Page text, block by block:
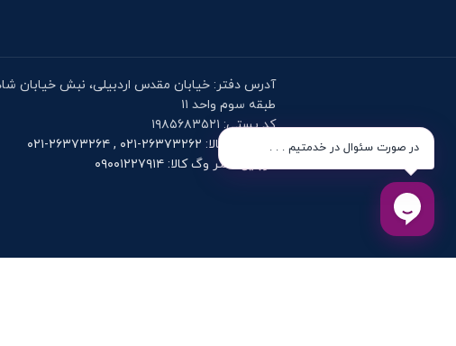
طبقه سوم واحد ۱۱
کد پستی: ۱۹۸۵۶۸۳۵۲۱
تلفن وگ کالا: ۲۶۳۷۳۲۶۲-۰۲۱ , ۲۶۳۷۳۲۶۴-۰۲۱
موبایل دفتر وگ کالا: ۰۹۰۰۱۲۲۷۹۱۴
در صورت سئوال در خدمتیم . . .